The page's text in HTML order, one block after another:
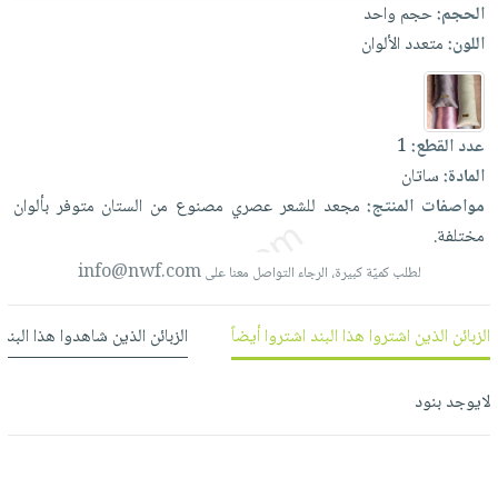
العناية
بالأسنان
الحمية
والتغذية
أدوات
المائدة
الأوعية
والتخزين
أدوات
المطبخ
الأكثر
مبيعاً
العودة
للمدارس
اكسسوارات
كتب
اكسسوارات
منزلية
اكسسوارات
ملابس
مطرزات
حلي
عناية
شحن
مجاني
بنود
مختارة
اشتراكات
كل
الاشتراكات
صندوق
iKitab
بلا
حدود
بحث
متقدم
وفرات
عن
الشركة
سياسةلائحة
الحجم:حجم واحد
اللون:متعدد الألوان
عدد القطع:1
المادة:ساتان
مواصفات المنتج: مجعد للشعرعصري مصنوع من الستان متوفربألوان
مختلفة.
لطلب كميّة كبيرة، الرجاء التواصل معنا علىinfo@nwf.com
الزبائن الذين اشتروا هذا البند اشتروا أيضاً الزبائن الذين شاهدوا هذا
لايوجد بنود